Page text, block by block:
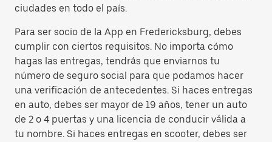
ciudades en todo el país.
Para ser socio de la App en Fredericksburg, debes
cumplir con ciertos requisitos. No importa cómo
hagas las entregas, tendrás que enviarnos tu
número de seguro social para que podamos hacer
una verificación de antecedentes. Si haces entregas
en auto, debes ser mayor de 19 años, tener un auto
de 2 o 4 puertas y una licencia de conducir válida a
tu nombre. Si haces entregas en scooter, debes ser